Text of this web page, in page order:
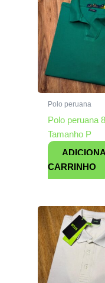
Polo peruana
Polo peruana
Tamanho P
CARRINHO